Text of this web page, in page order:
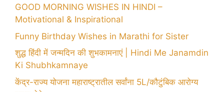
GOOD MORNING WISHES IN HINDI –
Motivational & Inspirational
Funny Birthday Wishes in Marathi for Sister
शुद्ध हिंदी में जन्मदिन की शुभकामनाएं | Hindi Me Janamdin
Ki Shubhkamnaye
केंद्र-राज्य योजना महाराष्ट्रातील सर्वांना 5L/कौटुंबिक आरोग्य